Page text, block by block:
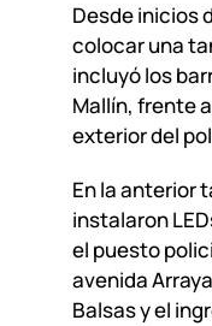
Desde inicios
colocar una
incluyó los
Mallín, frente
exterior del
En la anterior
instalaron
el puesto
avenida
Balsas y el